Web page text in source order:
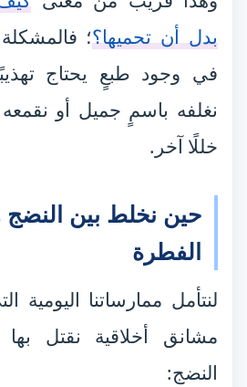
بدل أن تحميها؟؛
في وجود طبعٍ يحتاج
نغلفه باسمٍ جميل أو
خللًا آخر.
حين نخلط بين
الفطرة
لنتأمل ممارساتنا اليومية
مشانق أخلاقية نقتل بها
النضج: